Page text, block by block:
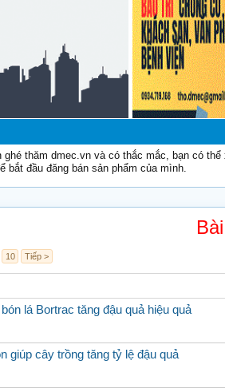
ghé thăm dmec.vn và có thắc mắc, bạn có
bắt đầu đăng bán sản phẩm của mình.
10 Tiếp >
lá Bortrac tăng đậu quả hiệu quả
giúp cây trồng tăng tỷ lệ đậu quả